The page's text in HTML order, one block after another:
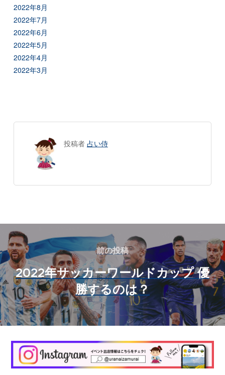
2022年8月
2022年7月
2022年6月
2022年5月
2022年4月
2022年3月
投稿者 占い侍
前の投稿
2022年サッカーワールドカップ 優
勝するのは？